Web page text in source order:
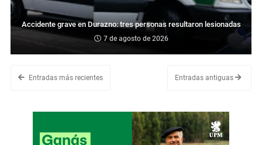
Accidente grave en Durazno: tres personas resultaron lesionadas
7 de agosto de 2026
Entradas más recientes Entradas antiguas